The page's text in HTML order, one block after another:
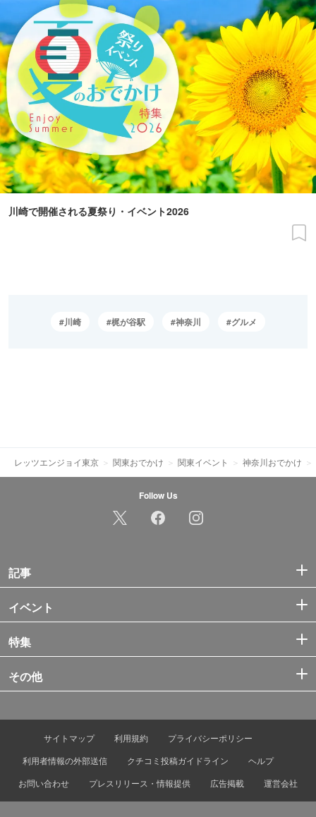
川崎で開催される夏祭り・イベント2026
川崎 梶が谷駅 神奈川 グルメ
レッツエンジョイ東京 関東おでかけ 関東イベント 神奈川おでかけ
Follow Us
記事
イベント
特集
その他
サイトマップ 利用規約
プライバシーポリシー
利用者情報の外部送信
クチコミ投稿ガイドライン
ヘルプ
お問い合わせ
プレスリリース・情報提供 広告掲載 運営会社